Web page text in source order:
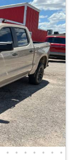
• • • • • • •